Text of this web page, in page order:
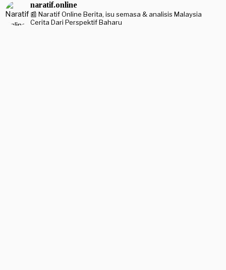
naratif.online
📰 Naratif Online Berita, isu semasa & analisis Malaysia
Cerita Dari Perspektif Baharu